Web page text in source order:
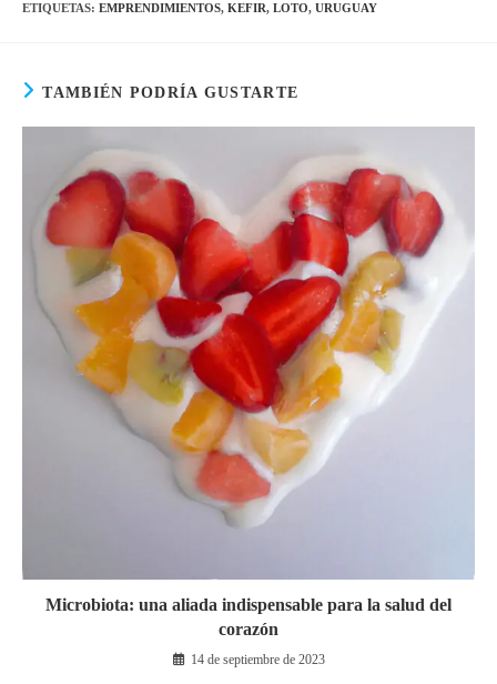
bo ts
pp
ed se
er
m
rti
r
ETIQUETAS: EMPRENDIMIENTOS, KEFIR, LOTO, URUGUAY
TAMBIÉN PODRÍA GUSTARTE
Microbiota: una aliada indispensable para la salud del
corazón
14 de septiembre de 2023